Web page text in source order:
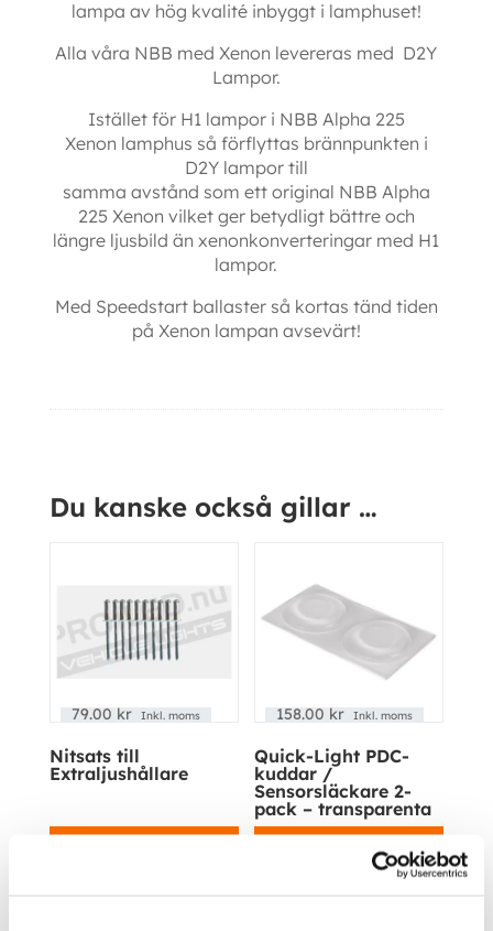
lampa av hög kvalité inbyggt i lamphuset!
Alla våra NBB med Xenon levereras med D2Y
Lampor.
Istället för H1 lampor i NBB Alpha 225
Xenon lamphus så förflyttas brännpunkten i
D2Y lampor till
samma avstånd som ett original NBB Alpha
225 Xenon vilket ger betydligt bättre och
längre ljusbild än xenonkonverteringar med H1
lampor.
Med Speedstart ballaster så kortas tänd tiden
på Xenon lampan avsevärt!
Du kanske också gillar …
79.00 kr Inkl. moms
Nitsats till
Extraljushållare
158.00 kr Inkl. moms
Quick-Light PDC-
kuddar /
Sensorsläckare 2-
pack – transparenta
Kampanj!